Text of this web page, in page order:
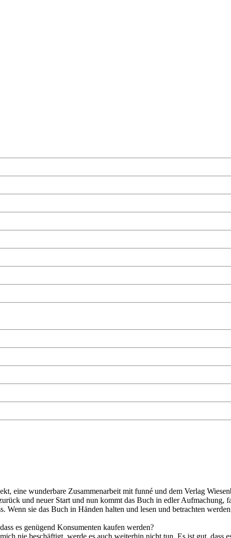
eine wunderbare Zusammenarbeit mit funné und dem Verlag
und neuer Start und nun kommt das Buch in edler
Wenn sie das Buch in Händen halten und lesen und betrachten
es genügend Konsumenten kaufen werden?
nie beschäftigt, werde es auch weiterhin nicht tun. Es ist gut, dass